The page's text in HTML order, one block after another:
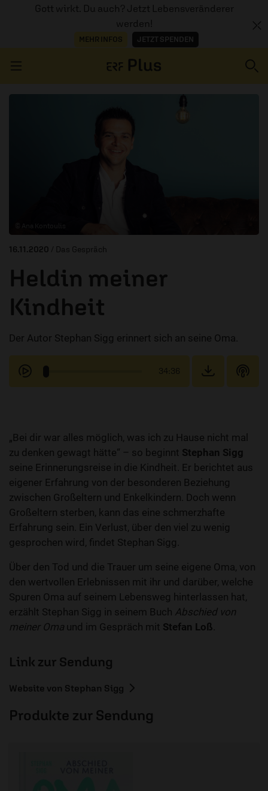
Gott wirkt. Du auch? Jetzt Lebensveränderer
werden!
MEHR INFOS JETZT SPENDEN
16.11.2020 / Das Gespräch
Heldin meiner
Kindheit
Der Autor Stephan Sigg erinnert sich an seine Oma.
34:36
„Bei dir war alles möglich, was ich zu Hause nicht mal
zu denken gewagt hätte“ – so beginnt Stephan Sigg
seine Erinnerungsreise in die Kindheit. Er berichtet aus
eigener Erfahrung von der besonderen Beziehung
zwischen Großeltern und Enkelkindern. Doch wenn
Großeltern sterben, kann das eine schmerzhafte
Erfahrung sein. Ein Verlust, über den viel zu wenig
gesprochen wird, findet Stephan Sigg.
Über den Tod und die Trauer um seine eigene Oma, von
den wertvollen Erlebnissen mit ihr und darüber, welche
Spuren Oma auf seinem Lebensweg hinterlassen hat,
erzählt Stephan Sigg in seinem Buch Abschied von
meiner Oma und im Gespräch mit Stefan Loß
Link zur Sendung
Website von Stephan Sigg
Produkte zur Sendung